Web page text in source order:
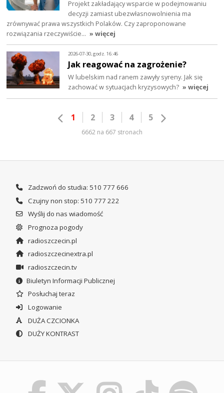
Projekt zakładający wsparcie w podejmowaniu
decyzji zamiast ubezwłasnowolnienia ma
zrównywać prawa wszystkich Polaków. Czy zaproponowane
rozwiązania rzeczywiście… » więcej
2026-07-30, godz. 16:46
Jak reagować na zagrożenie?
W lubelskim nad ranem zawyły syreny. Jak się
zachować w sytuacjach kryzysowych? » więcej
1 2 3 4 5
6662 na 667 stronach
Zadzwoń do studia: 510 777 666
Czujny non stop: 510 777 222
Wyślij do nas wiadomość
Prognoza pogody
radioszczecin.pl
radioszczecinextra.pl
radioszczecin.tv
Biuletyn Informacji Publicznej
Posłuchaj teraz
Logowanie
DUŻA CZCIONKA
DUŻY KONTRAST